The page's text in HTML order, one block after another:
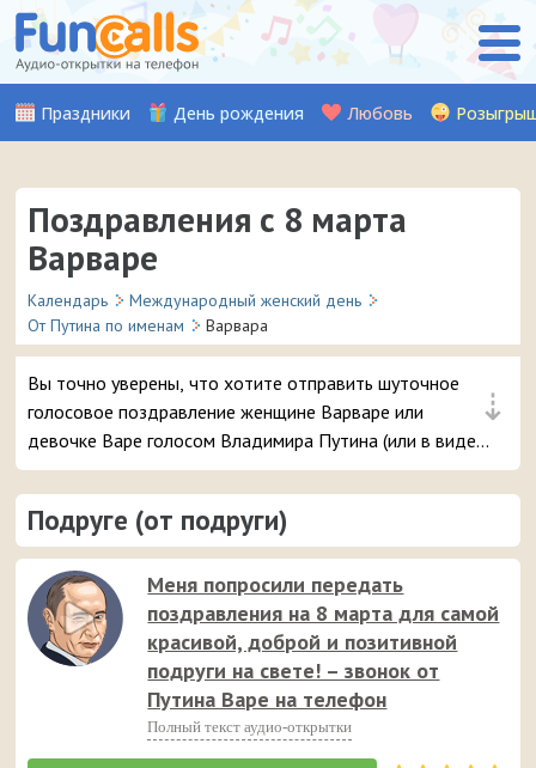
Праздники День рождения Любовь
Поздравления с 8 марта
Варваре
Календарь
Международный женский день
От Путина по именам
Варвара
⇣
Вы точно уверены, что хотите отправить шуточное
голосовое поздравление женщине Варваре или
девочке Варе голосом Владимира Путина (или в виде
прикольного звонка-розыгрыша из отделения полиции)
на телефон в день 8 марта? 😘 Это самые популярные
поздравления, вашей даме точно понравится – и
неожиданный звонок и поданные с юмором аудио
пожелания 😉 💐
Подруге (от подруги)
Меня попросили передать
поздравления на 8 марта для самой
красивой, доброй и позитивной
подруги на свете! – звонок от
Путина Варе на телефон
Полный текст аудио-открытки